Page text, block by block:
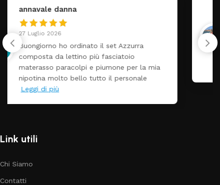
federica
24 Luglio 2026
Tutti perfetto! Ho ordinato un lettino che é
arrivato ben imballato dopo pochi giorni.
Prezzo ottimi rispetto la concorrenza
Link utili
Chi Siamo
Contatti